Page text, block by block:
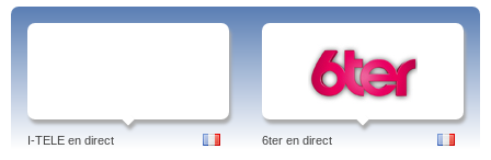
I-TELE en direct 6ter en direct